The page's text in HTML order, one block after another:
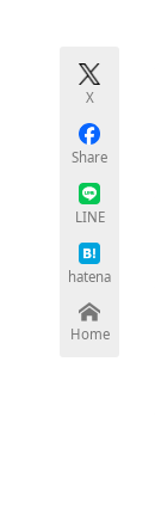
X
Share
LINE
hatena
Home